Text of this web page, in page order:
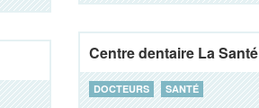
Centre dentaire La Santé
DOCTEURS SANTÉ